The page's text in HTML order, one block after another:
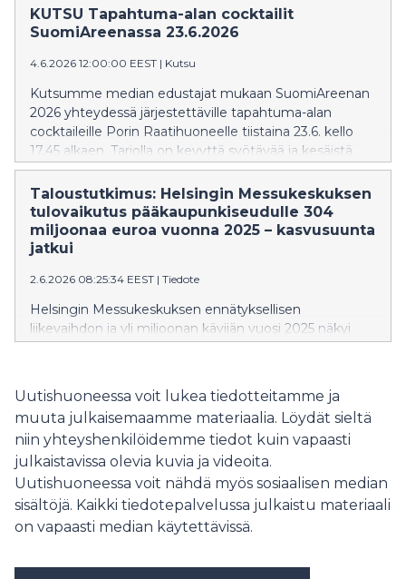
valmistustapansa kautta.
KUTSU Tapahtuma-alan cocktailit
SuomiAreenassa 23.6.2026
4.6.2026 12:00:00 EEST | Kutsu
Kutsumme median edustajat mukaan SuomiAreenan
2026 yhteydessä järjestettäville tapahtuma-alan
cocktaileille Porin Raatihuoneelle tiistaina 23.6. kello
17.45 alkaen. Tarjolla on kevyttä syötävää ja kesäistä
juotavaa sekä taatusti mielenkiintoisia ja mukavia
kohtaamisia.
Taloustutkimus: Helsingin Messukeskuksen
tulovaikutus pääkaupunkiseudulle 304
miljoonaa euroa vuonna 2025 – kasvusuunta
jatkui
2.6.2026 08:25:34 EEST | Tiedote
Helsingin Messukeskuksen ennätyksellisen
liikevaihdon ja yli miljoonan kävijän vuosi 2025 näkyi
myös tulo- ja työllisyysvaikutuksen kasvuna.
Messukeskuksen talousvaikutus pääkaupunkiseudulle
nousi 304 miljoonaan euroon ja työllisyysvaikutus 4140
henkilötyövuoteen.
Uutishuoneessa voit lukea tiedotteitamme ja
muuta julkaisemaamme materiaalia. Löydät sieltä
niin yhteyshenkilöidemme tiedot kuin vapaasti
julkaistavissa olevia kuvia ja videoita.
Uutishuoneessa voit nähdä myös sosiaalisen median
sisältöjä. Kaikki tiedotepalvelussa julkaistu materiaali
on vapaasti median käytettävissä.